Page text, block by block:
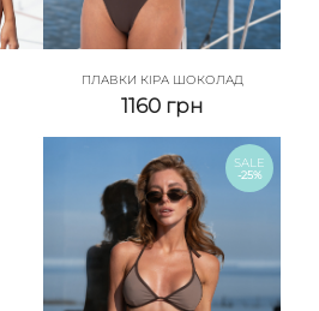
ПЛАВКИ КІРА ШОКОЛАД
1160 грн
SALE
-25%